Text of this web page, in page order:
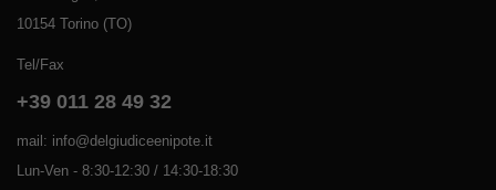
10154 Torino (TO)
Tel/Fax
+39 011 28 49 32
mail: info@delgiudiceenipote.it
Lun-Ven - 8:30-12:30 / 14:30-18:30